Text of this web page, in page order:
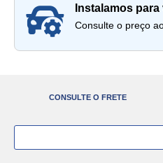
instalamos para
Consulte o preço
CONSULTE O FRETE